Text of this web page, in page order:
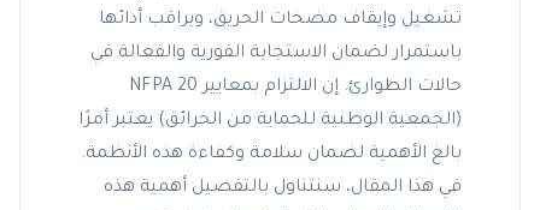
تشغيل وإيقاف مضخات الحريق، ويراقب أدائها
باستمرار لضمان الاستجابة الفورية والفعالة في
حالات الطوارئ. إن الالتزام بمعايير NFPA 20
(الجمعية الوطنية للحماية من الحرائق) يعتبر أمرًا
بالغ الأهمية لضمان سلامة وكفاءة هذه الأنظمة.
في هذا المقال، سنتناول بالتفصيل أهمية هذه